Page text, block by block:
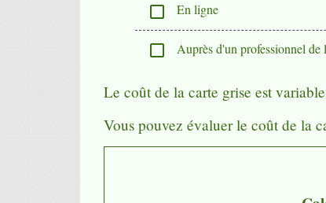
check_box_outline_blank En ligne
check_box_outline_blank Auprès d'un professionnel
Le coût de la carte grise est
Vous pouvez évaluer le coût de la